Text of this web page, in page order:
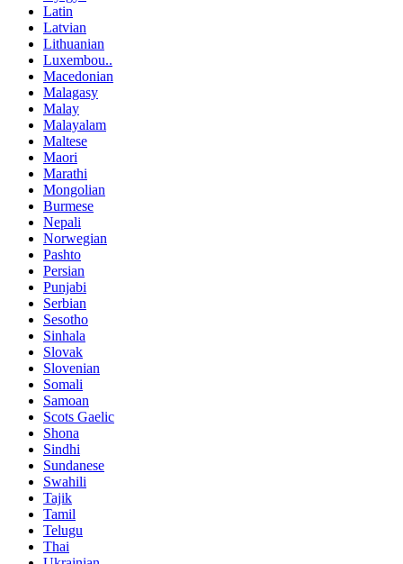
Latin
Latvian
Lithuanian
Luxembou..
Macedonian
Malagasy
Malay
Malayalam
Maltese
Maori
Marathi
Mongolian
Burmese
Nepali
Norwegian
Pashto
Persian
Punjabi
Serbian
Sesotho
Sinhala
Slovak
Slovenian
Somali
Samoan
Scots Gaelic
Shona
Sindhi
Sundanese
Swahili
Tajik
Tamil
Telugu
Thai